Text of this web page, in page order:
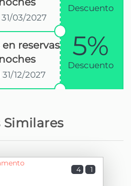
Machico 22 km
Ponta do Sol 23,9 km
do Santo da
24,8 km
São Vicente
31/03/2027
Descuento
reservas
12/2027
5%
Descuento
4 1